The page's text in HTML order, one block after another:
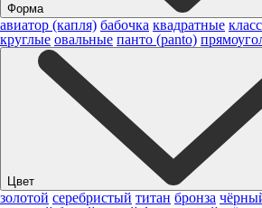
Форма
авиатор (капля) бабочка квадратные
круглые овальные панто (panto)
Цвет
золотой серебристый титан бронза